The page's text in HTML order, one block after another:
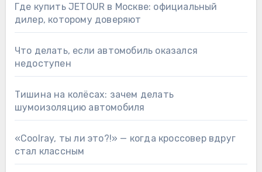
Где купить JETOUR в Москве: официальный
дилер, которому доверяют
Что делать, если автомобиль оказался
недоступен
Тишина на колёсах: зачем делать
шумоизоляцию автомобиля
«Coolray, ты ли это?!» — когда кроссовер вдруг
стал классным